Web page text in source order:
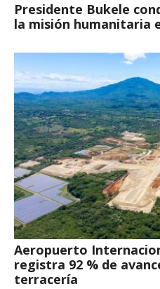
Presidente Bukele
la misión humanitaria
Aeropuerto
registra 92 % de
terracería